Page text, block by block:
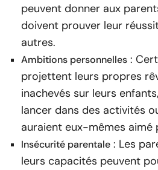
peuvent donner aux
doivent prouver leur
autres.
Ambitions personnelles :
projettent leurs propres
inachevés sur leurs
lancer dans des activités
auraient eux-mêmes aimé
Insécurité parentale : Les
leurs capacités peuvent